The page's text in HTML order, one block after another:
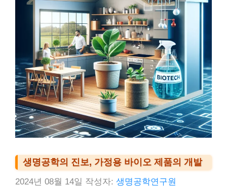
생명공학의 진보, 가정용 바이오 제품의 개발
2024년 08월 14일 작성자: 생명공학연구원